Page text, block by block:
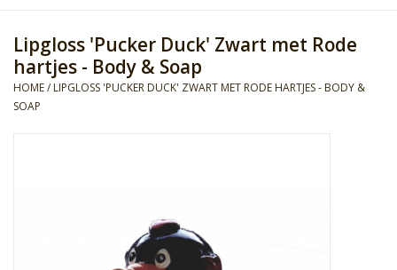
Kids Collection
Men's Collection
Lipgloss 'Pucker Duck' Zwart met Rode
hartjes - Body & Soap
HOME/ LIPGLOSS 'PUCKER DUCK' ZWART MET RODE HARTJES - BODY &
SOAP